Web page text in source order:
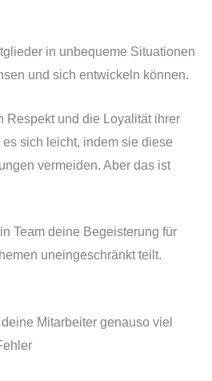
in unbequeme Situationen
und sich entwickeln können.
Respekt und die Loyalität ihrer
sich leicht, indem sie diese
vermeiden. Aber das ist
Team deine Begeisterung für
uneingeschränkt teilt.
Mitarbeiter genauso viel